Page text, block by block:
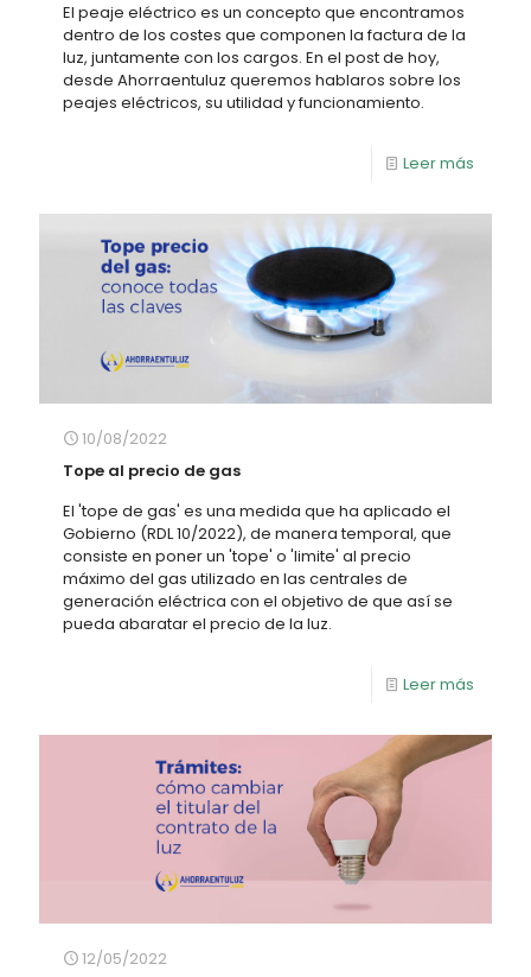
El peaje eléctrico es un concepto que encontramos
dentro de los costes que componen la factura de la
luz, juntamente con los cargos. En el post de hoy,
desde Ahorraentuluz queremos hablaros sobre los
peajes eléctricos, su utilidad y funcionamiento.
Leer más
10/08/2022
Tope al precio de gas
El 'tope de gas' es una medida que ha aplicado el
Gobierno (RDL 10/2022), de manera temporal, que
consiste en poner un 'tope' o 'limite' al precio
máximo del gas utilizado en las centrales de
generación eléctrica con el objetivo de que así se
pueda abaratar el precio de la luz.
Leer más
12/05/2022